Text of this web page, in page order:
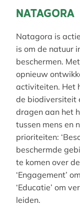
NATAGORA
Natagora is
is om de natuur
beschermen.
opnieuw
activiteiten. Het
de biodiversiteit
dragen aan het
tussen mens en
prioriteiten:
beschermde
te komen over
‘Engagement’
‘Educatie’ om
leiden.